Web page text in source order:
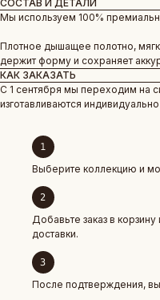
СОСТАВ И ДЕТАЛИ
Мы используем 100%
Плотное дышащее полотно,
держит форму и сохраняет
КАК ЗАКАЗАТЬ
С 1 сентября мы переходим на
изготавливаются
Выберите коллекцию и
Добавьте заказ в
доставки.
После подтверждения, вы